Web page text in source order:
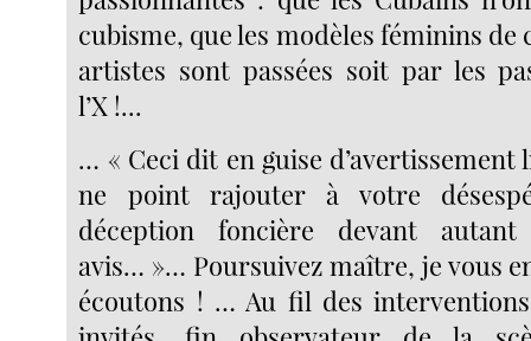
cubisme, que les modèles féminins de
artistes sont passées soit par les
l’X !...
… « Ceci dit en guise
ne point rajouter à votre
déception foncière devant autant
avis… »… Poursuivez maître, je vous
écoutons ! … Au fil des